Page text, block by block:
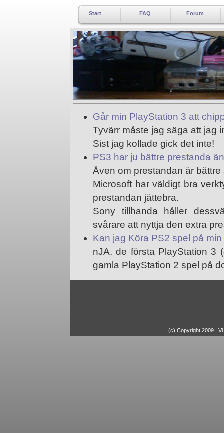
Start FAQ Forum
Går min PlayStation 3 att
Tyvärr måste jag säga att jag
Sist jag kollade gick det inte!
PS3 har ju bättre prestanda
Även om prestandan är
Microsoft har väldigt bra
prestandan jättebra.
Sony tillhanda håller
svårare att nyttja den extra
Kan jag Köra PS2 spel på
nJA. de första PlayStation 3
gamla PlayStation 2 spel på
(c) Copyright 2009 |